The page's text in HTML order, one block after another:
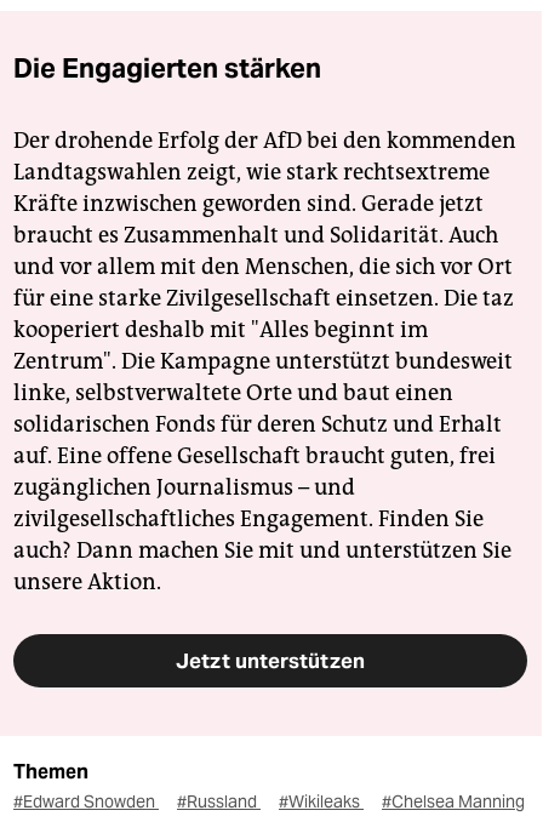
Die Engagierten stärken
Der drohende Erfolg der AfD bei den kommenden
Landtagswahlen zeigt, wie stark rechtsextreme
Kräfte inzwischen geworden sind. Gerade jetzt
braucht es Zusammenhalt und Solidarität. Auch
und vor allem mit den Menschen, die sich vor Ort
für eine starke Zivilgesellschaft einsetzen. Die taz
kooperiert deshalb mit "Alles beginnt im
Zentrum". Die Kampagne unterstützt bundesweit
linke, selbstverwaltete Orte und baut einen
solidarischen Fonds für deren Schutz und Erhalt
auf. Eine offene Gesellschaft braucht guten, frei
zugänglichen Journalismus – und
zivilgesellschaftliches Engagement. Finden Sie
auch? Dann machen Sie mit und unterstützen Sie
unsere Aktion.
Jetzt unterstützen
Themen
#Edward Snowden #Russland #Wikileaks
#Chelsea Manning